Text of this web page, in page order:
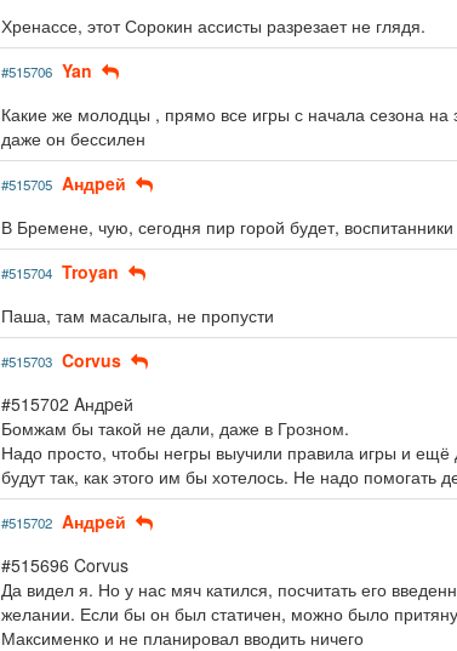
Хренассе, этот Сорокин ассисты разрезает не глядя.
#515706 Yan
Какие же молодцы , прямо все игры с начала сезона на
даже он бессилен
#515705 Aндpeй
В Бремене, чую, сегодня пир горой будет,
#515704 Troyan
Паша, там масалыга, не пропусти
#515703 Corvus
#515702 Aндpeй
Бомжам бы такой не дали, даже в Грозном.
Надо просто, чтобы негры выучили правила игры и
будут так, как этого им бы хотелось. Не надо помогать
#515702 Aндpeй
#515696 Corvus
Да видел я. Но у нас мяч катился, посчитать его
желании. Если бы он был статичен, можно было
Максименко и не планировал вводить ничего